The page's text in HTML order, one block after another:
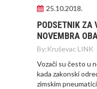
25.10.2018.
PODSETNIK ZA
NOVEMBRA
By:Kruševac LINK
Vozači su često u
kada zakonski
zimskim